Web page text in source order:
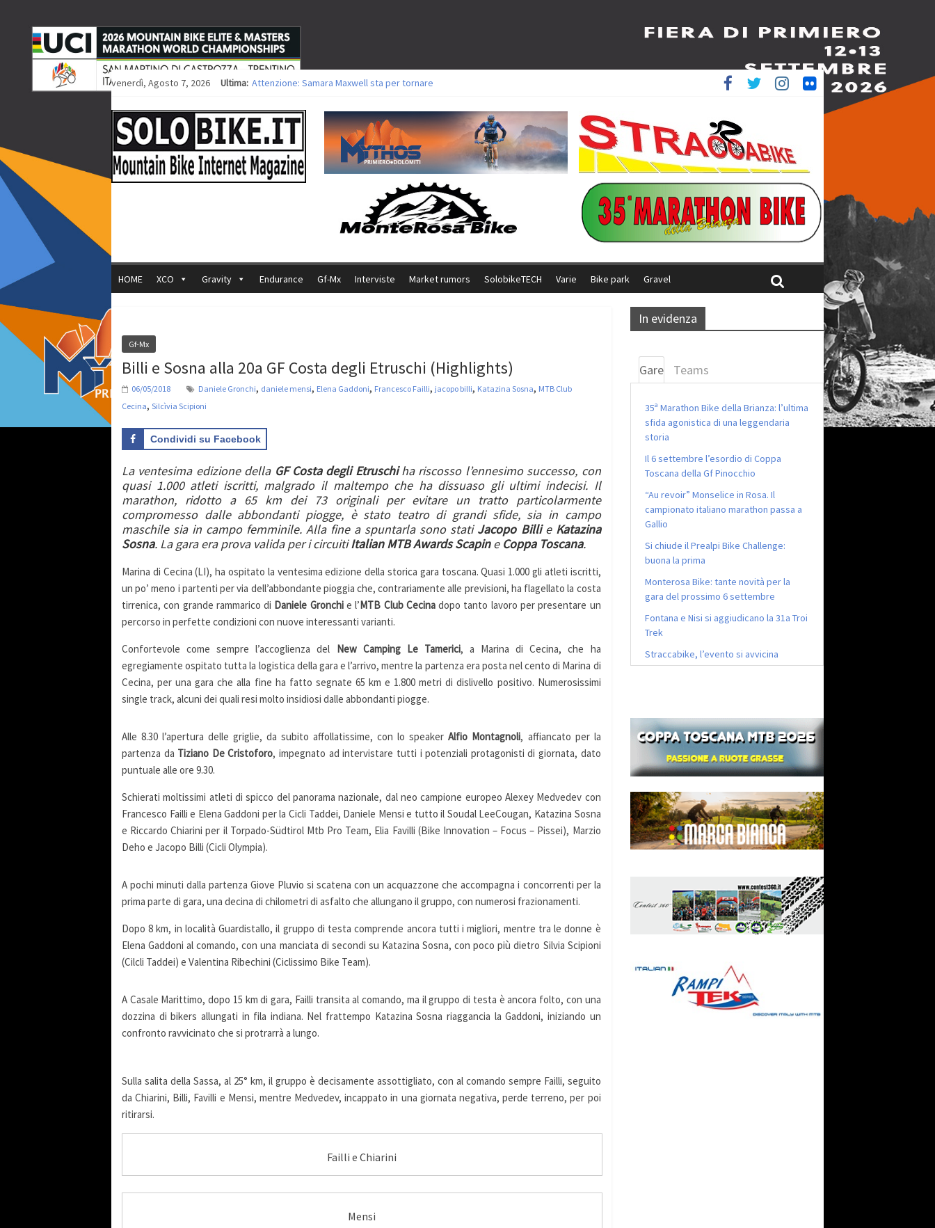
venerdì, Agosto 7, 2026 Ultima: Attenzione: Samara Maxwell sta per tornare
Europei XCO: vittorie per Ghibaudo, Grossmann e Gallis. Signorelli 5^ la migliore tra gli italiani
35ª Marathon Bike della Brianza: l’ultima sfida agonistica di una leggendaria storia
Europei MTB: il Team Relay firma il secondo argento azzurro a Monteceneri
HOME XCO Gravity Endurance Gf-Mx Interviste Market rumors SolobikeTECH Varie Bike park Gravel
Gf-Mx
Billi e Sosna alla 20a GF Costa degli Etruschi (Highlights)
06/05/2018 Daniele Gronchi, daniele mensi, Elena Gaddoni, Francesco Failli, jacopo billi, Katazina Sosna, MTB Club
Cecina, Silcìvia Scipioni
Condividi su Facebook
La ventesima edizione della GF Costa degli Etruschiha riscosso l’ennesimo successo, con
quasi 1.000 atleti iscritti, malgrado il maltempo che ha dissuaso gli ultimi indecisi. Il
marathon, ridotto a 65 km dei 73 originali per evitare un tratto particolarmente
compromesso dalle abbondanti piogge, è stato teatro di grandi sfide, sia in campo
maschile sia in campo femminile. Alla fine a spuntarla sono stati Jacopo Billie Katazina
Sosna. La gara era prova valida per i circuitiItalian MTB Awards Scapine Coppa Toscana.
Marina di Cecina (LI), ha ospitato la ventesima edizione della storica gara toscana. Quasi 1.000 gli atleti iscritti,
un po’ meno i partenti per via dell’abbondante pioggia che, contrariamente alle previsioni, ha flagellato la costa
tirrenica, con grande rammarico di Daniele Gronchie l’MTB Club Cecinadopo tanto lavoro per presentare un
percorso in perfette condizioni con nuove interessanti varianti.
Confortevole come sempre l’accoglienza del New Camping Le Tamerici, a Marina di Cecina, che ha
egregiamente ospitato tutta la logistica della gara e l’arrivo, mentre la partenza era posta nel cento di Marina di
Cecina, per una gara che alla fine ha fatto segnate 65 km e 1.800 metri di dislivello positivo. Numerosissimi
single track, alcuni dei quali resi molto insidiosi dalle abbondanti piogge.
Alle 8.30 l’apertura delle griglie, da subito affollatissime, con lo speakerAlfio Montagnoli, affiancato per la
partenza da Tiziano De Cristoforo, impegnato ad intervistare tutti i potenziali protagonisti di giornata, dato
puntuale alle ore 9.30.
Schierati moltissimi atleti di spicco del panorama nazionale, dal neo campione europeo Alexey Medvedev con
Francesco Failli e Elena Gaddoni per la Cicli Taddei, Daniele Mensi e tutto il Soudal LeeCougan, Katazina Sosna
e Riccardo Chiarini per il Torpado-Südtirol Mtb Pro Team, Elia Favilli (Bike Innovation – Focus – Pissei), Marzio
Deho e Jacopo Billi (Cicli Olympia).
A pochi minuti dalla partenza Giove Pluvio si scatena con un acquazzone che accompagna i concorrenti per la
prima parte di gara, una decina di chilometri di asfalto che allungano il gruppo, con numerosi frazionamenti.
Dopo 8 km, in località Guardistallo, il gruppo di testa comprende ancora tutti i migliori, mentre tra le donne è
Elena Gaddoni al comando, con una manciata di secondi su Katazina Sosna, con poco più dietro Silvia Scipioni
(Cilcli Taddei) e Valentina Ribechini (Ciclissimo Bike Team).
A Casale Marittimo, dopo 15 km di gara, Failli transita al comando, ma il gruppo di testa è ancora folto, con una
dozzina di bikers allungati in fila indiana. Nel frattempo Katazina Sosna riaggancia la Gaddoni, iniziando un
confronto ravvicinato che si protrarrà a lungo.
Sulla salita della Sassa, al 25° km, il gruppo è decisamente assottigliato, con al comando sempre Failli, seguito
da Chiarini, Billi, Favilli e Mensi, mentre Medvedev, incappato in una giornata negativa, perde terreno, per poi
ritirarsi.
Failli e Chiarini
Mensi
In evidenza
Gare Teams
35ª Marathon Bike della Brianza: l’ultima
sfida agonistica di una leggendaria
storia
Il 6 settembre l’esordio di Coppa
Toscana della Gf Pinocchio
“Au revoir” Monselice in Rosa. Il
campionato italiano marathon passa a
Gallio
Si chiude il Prealpi Bike Challenge:
buona la prima
Monterosa Bike: tante novità per la
gara del prossimo 6 settembre
Fontana e Nisi si aggiudicano la 31a Troi
Trek
Straccabike, l’evento si avvicina